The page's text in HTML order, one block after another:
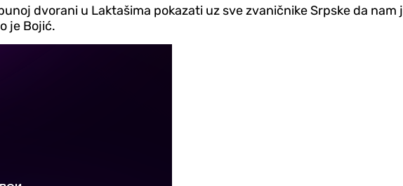
dvorani u Laktašima pokazati uz sve zvaničnike Srpske da nam
je Bojić.